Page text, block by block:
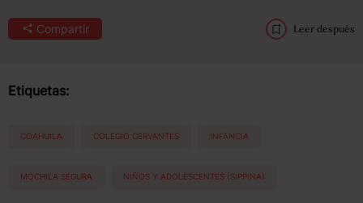
Compartir Leer después
Etiquetas:
COAHUILA COLEGIO CERVANTES INFANCIA
MOCHILA SEGURA NIÑOS Y ADOLESCENTES (SIPPINA)